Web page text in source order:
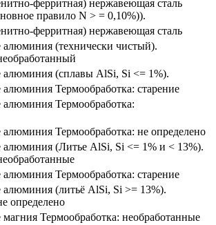
ферритная) нержавеющая сталь
правило N > = 0,10%)).
ферритная) нержавеющая сталь
(технически чистый​).
алюминия (сплавы ​AlSi, Si <= 1%).
Термообработка: старение
Термообработка:
Термообработка: не определено
алюминия (Литье ​AlSi, Si <= 1% и < 13%​).
Термообработка: старение
(литьё ​AlSi, Si >= 13%).
определено
Термообработка: необработанные